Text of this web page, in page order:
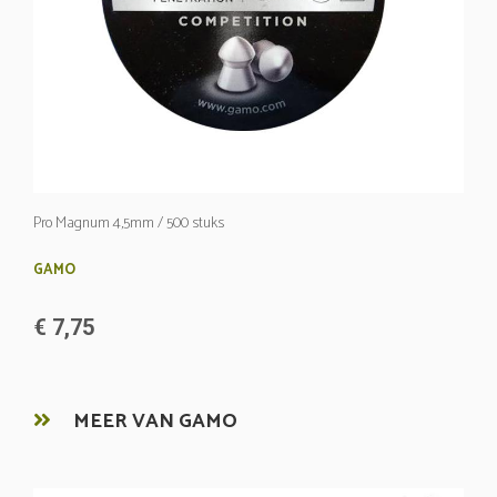
Pro Magnum 4,5mm / 500 stuks
GAMO
€ 7,75
MEER VAN GAMO